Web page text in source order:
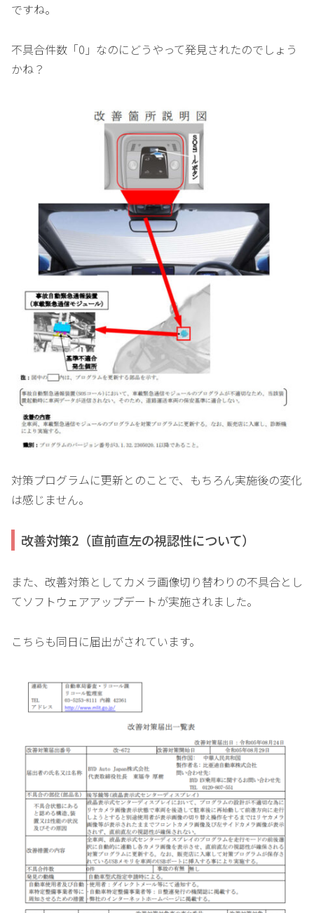
ですね。
不具合件数「0」なのにどうやって発見されたのでしょう
かね？
対策プログラムに更新とのことで、もちろん実施後の変化
は感じません。
改善対策2（直前直左の視認性について）
また、改善対策としてカメラ画像切り替わりの不具合とし
てソフトウェアアップデートが実施されました。
こちらも同日に届出がされています。